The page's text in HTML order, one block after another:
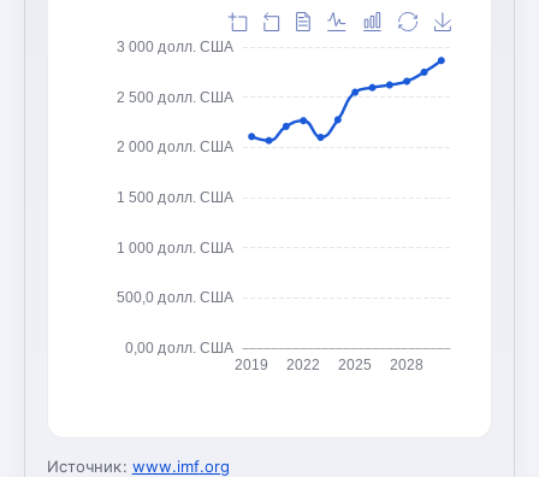
0,00 долл. США
500,0 долл. США
1 000 долл. США
1 500 долл. США
2 000 долл. США
2 500 долл. США
3 000 долл. США
2019 2022 2025 2028
Источник: www.imf.org